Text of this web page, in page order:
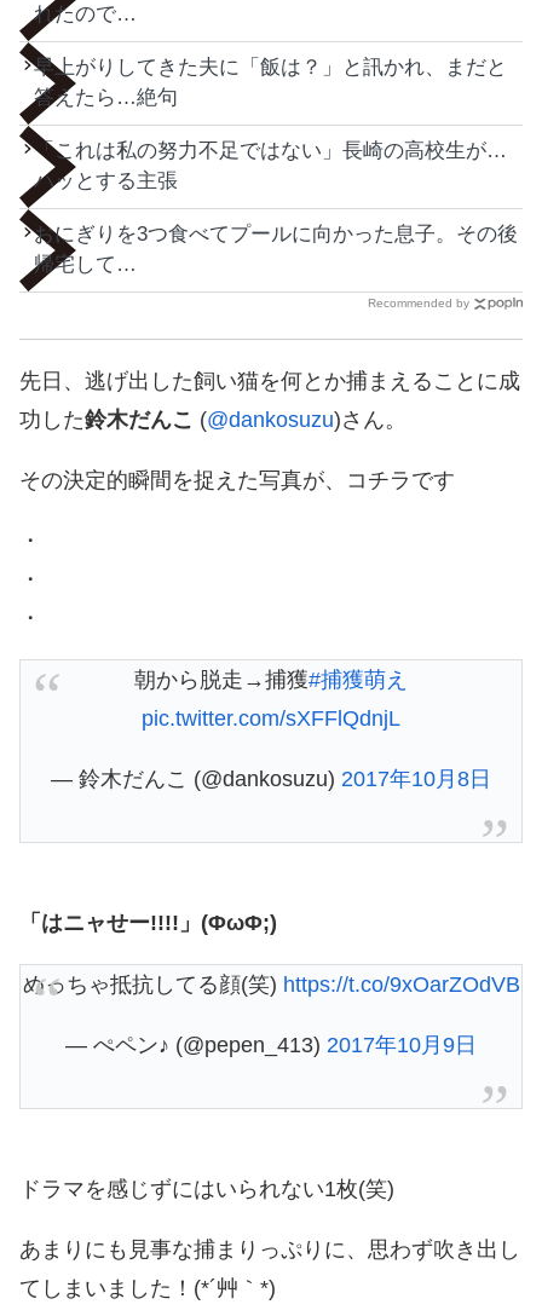
れたので…
早上がりしてきた夫に「飯は？」と訊かれ、まだと
答えたら…絶句
「これは私の努力不足ではない」長崎の高校生が…
ハッとする主張
おにぎりを3つ食べてプールに向かった息子。その後
帰宅して…
Recommended by
先日、逃げ出した飼い猫を何とか捕まえることに成
功した鈴木だんこ (@dankosuzu)さん。
その決定的瞬間を捉えた写真が、コチラです
・
・
・
朝から脱走→捕獲#捕獲萌え
pic.twitter.com/sXFFlQdnjL
— 鈴木だんこ (@dankosuzu) 2017年10月8日
「はニャせー!!!!」(ΦωΦ;)
めっちゃ抵抗してる顔(笑) https://t.co/9xOarZOdVB
— ぺペン♪ (@pepen_413) 2017年10月9日
ドラマを感じずにはいられない1枚(笑)
あまりにも見事な捕まりっぷりに、思わず吹き出し
てしまいました！(*´艸｀*)